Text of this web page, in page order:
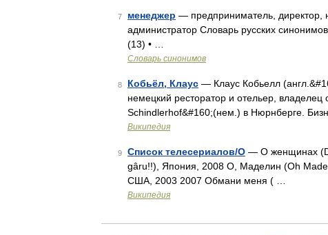
7 менеджер — предприниматель, директор,
администратор Словарь русских
(13) • …
Словарь синонимов
8 Кобьёл, Клаус — Клаус Кобьелл
немецкий ресторатор и отельер,
Schindlerhof&#160;(нем.) в Нюрнберге.
Википедия
9 Список телесериалов/О — О женщинах
gâru!!), Япония, 2008 О, Маделин (Oh
США, 2003 2007 Обмани меня ( …
Википедия